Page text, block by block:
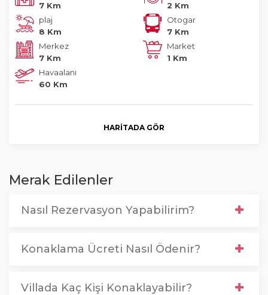
7 Km
2 Km
plaj
8 Km
Otogar
7 Km
Merkez
7 Km
Market
1 Km
Havaalanı
60 Km
HARITADA GÖR
Merak Edilenler
Nasıl Rezervasyon Yapabilirim?
Konaklama Ücreti Nasıl Ödenir?
Villada Kaç Kişi Konaklayabilir?